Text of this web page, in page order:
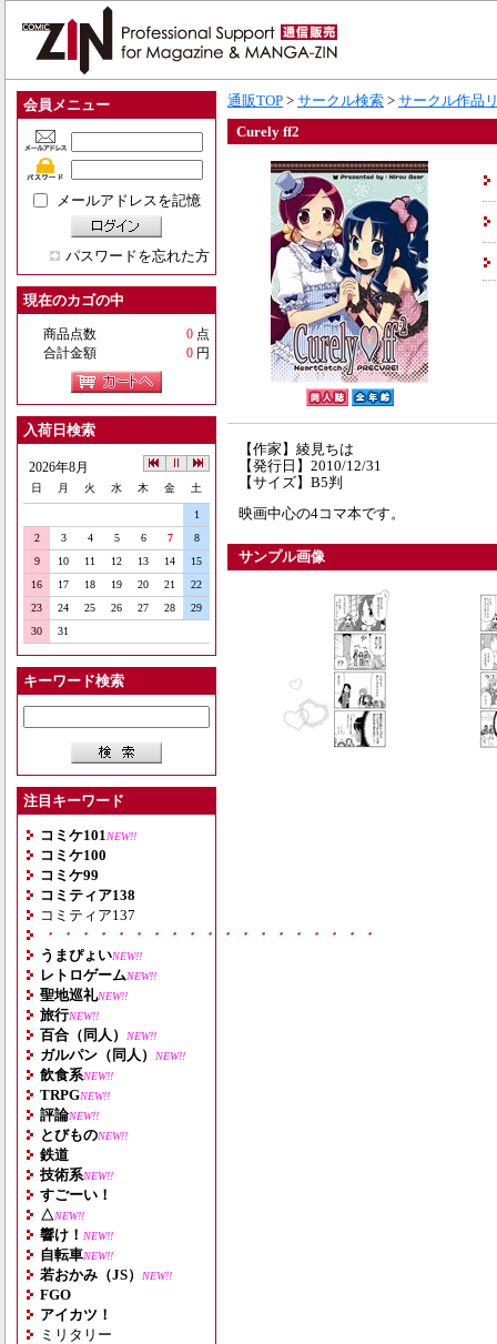
会員メニュー
メールアドレスを記憶
パスワードを忘れた方
現在のカゴの中
商品点数 0 点
合計金額
0 円
入荷日検索
2026年8月
日 月 火 水 木 金 土
1
2
3 4 5 6 7
8
9
10 11 12 13 14
15
16
17 18 19 20 21
22
23
24 25 26 27 28
29
30
31
キーワード検索
注目キーワード
コミケ101 NEW!!
コミケ100
コミケ99
コミティア138
コミティア137
・・・・・・・・・・・・・・・・・・・
うまぴょいNEW!!
レトロゲームNEW!!
聖地巡礼NEW!!
旅行NEW!!
百合（同人） NEW!!
ガルパン（同人） NEW!!
飲食系NEW!!
TRPGNEW!!
評論NEW!!
とびものNEW!!
鉄道
技術系NEW!!
すごーい！
△NEW!!
響け！ NEW!!
自転車NEW!!
若おかみ（JS） NEW!!
FGO
アイカツ！
ミリタリー
通販TOP > サークル検索 > サークル作品
Curely ff2
【作家】綾見ちは
【発行日】2010/12/31
【サイズ】B5判
映画中心の4コマ本です。
サンプル画像